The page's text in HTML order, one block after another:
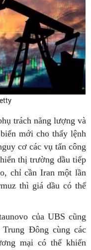
trách năng lượng và
mới cho thấy lệnh
cơ các vụ tấn công
thị trường dầu tiếp
chỉ cần Iran một lần
thì giá dầu có thể
của UBS cũng
Đông cùng các
mại có thể khiến